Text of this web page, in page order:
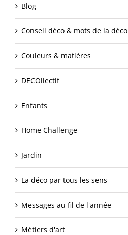
Blog
Conseil déco & mots de la déco
Couleurs & matières
DECOllectif
Enfants
Home Challenge
Jardin
La déco par tous les sens
Messages au fil de l'année
Métiers d'art